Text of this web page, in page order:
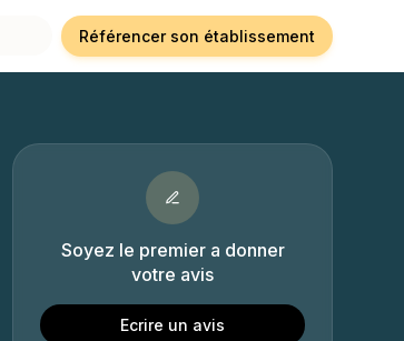
Référencer son établissement
Soyez le premier a donner
votre avis
Ecrire un avis